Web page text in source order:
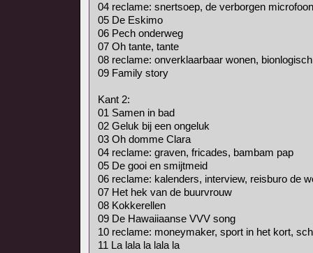
04 reclame: snertsoep, de verborgen
05 De Eskimo
06 Pech onderweg
07 Oh tante, tante
08 reclame: onverklaarbaar wonen,
09 Family story
Kant 2:
01 Samen in bad
02 Geluk bij een ongeluk
03 Oh domme Clara
04 reclame: graven, fricades, bambam pap
05 De gooi en smijtmeid
06 reclame: kalenders, interview, reisburo de
07 Het hek van de buurvrouw
08 Kokkerellen
09 De Hawaiiaanse VVV song
10 reclame: moneymaker, sport in het kort,
11 La lala la lala la